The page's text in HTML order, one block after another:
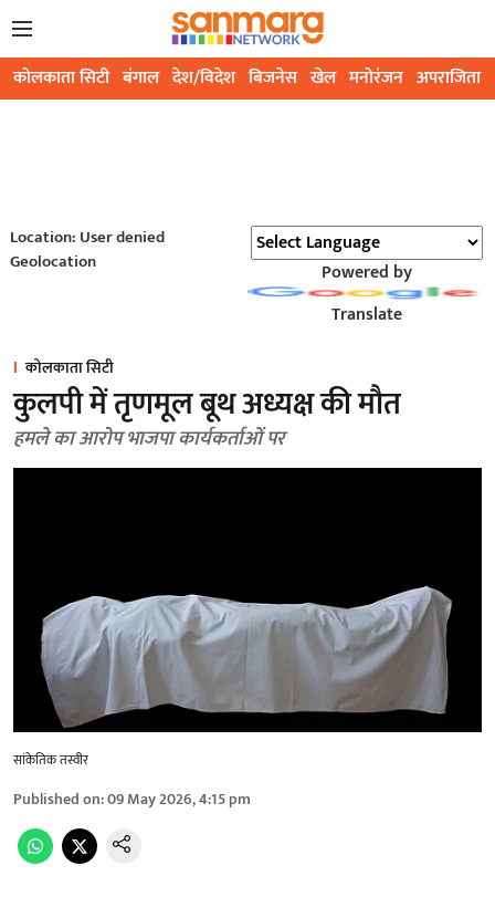
कोलकाता सिटी बंगाल देश/विदेश बिजनेस खेल मनोरंजन अपराजिता
Location: User denied
Geolocation
Powered by
Translate
कोलकाता सिटी
कुलपी में तृणमूल बूथ अध्यक्ष की मौत
हमले का आरोप भाजपा कार्यकर्ताओं पर
सांकेतिक तस्वीर
Published on:09 May 2026, 4:15 pm